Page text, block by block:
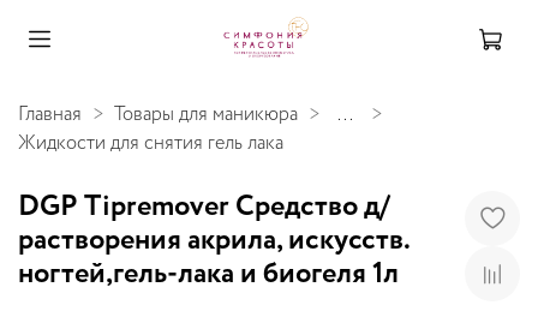
Главная Товары для маникюра
...
Жидкости для снятия гель лака
DGP Tipremover Средство д/
растворения акрила, искусств.
ногтей,гель-лака и биогеля 1л